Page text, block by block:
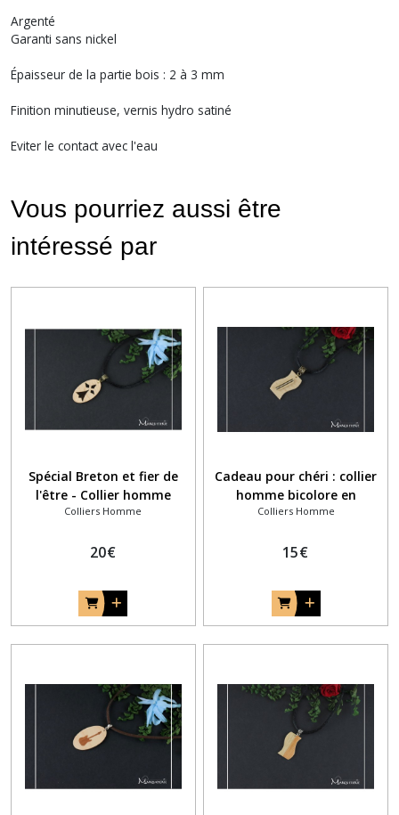
Argenté
Garanti sans nickel
Épaisseur de la partie bois : 2 à 3 mm
Finition minutieuse, vernis hydro satiné
Eviter le contact avec l'eau
Vous pourriez aussi être
intéressé par
Spécial Breton et fier de
l'être - Collier homme
Hermine en marqueterie
Colliers Homme
20€
Cadeau pour chéri : collier
homme bicolore en
marqueterie bois - Collier
Colliers Homme
15€